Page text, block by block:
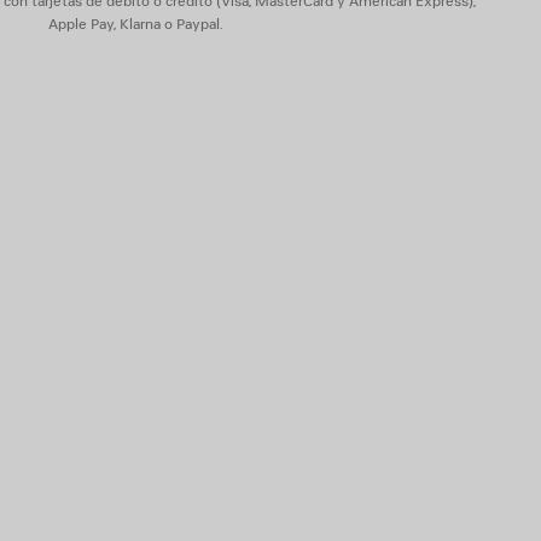
Apple Pay, Klarna o Paypal.